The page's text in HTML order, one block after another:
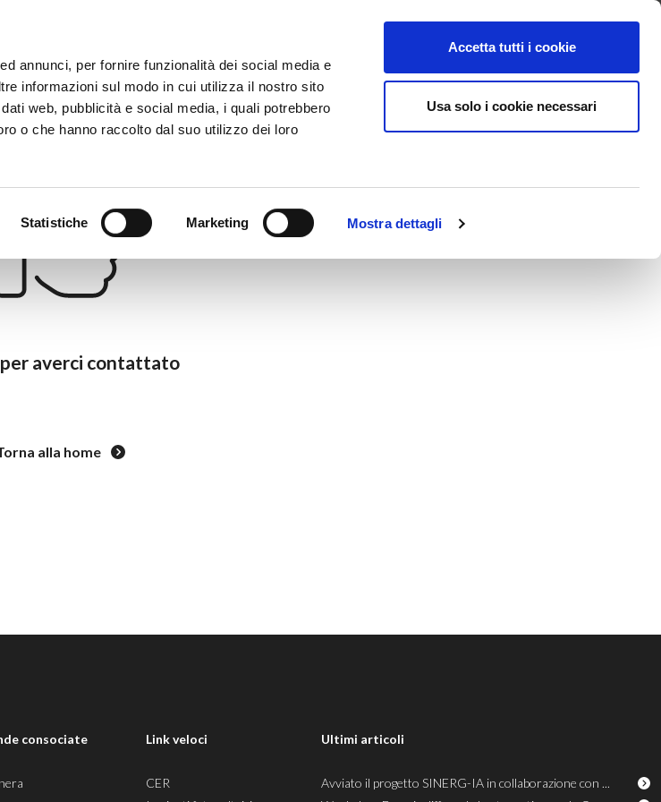
annunci, per fornire funzionalità dei social media e
informazioni sul modo in cui utilizza il nostro sito
web, pubblicità e social media, i quali potrebbero
o che hanno raccolto dal suo utilizzo dei loro
Statistiche Marketing Mostra dettagli
Accetta tutti i cookie
Usa solo i cookie necessari
Supporto Apri ticket Scarica l’APP
averci contattato
alla home
consociate Link veloci
CER
Ultimi articoli
Avviato il progetto SINERG-IA in collaborazione con ...